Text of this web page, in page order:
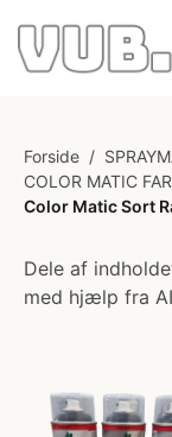
Forside /
COLOR MATIC
Color Matic Sort
Dele af
med hjælp fra